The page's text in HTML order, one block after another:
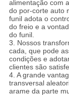
alimentação com
do por-corte auto
funil adota o
do freio e a
do funil.
3. Nossos
cada, que pode
condições e
clientes são
4. A grande
transversal
arame da parte